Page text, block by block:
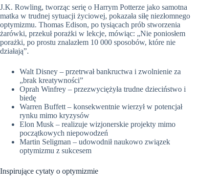
J.K. Rowling, tworząc serię o Harrym Potterze jako samotna
matka w trudnej sytuacji życiowej, pokazała siłę niezłomnego
optymizmu. Thomas Edison, po tysiącach prób stworzenia
żarówki, przekuł porażki w lekcje, mówiąc: „Nie poniosłem
porażki, po prostu znalazłem 10 000 sposobów, które nie
działają”.
Walt Disney – przetrwał bankructwa i zwolnienie za
„brak kreatywności”
Oprah Winfrey – przezwyciężyła trudne dzieciństwo i
biedę
Warren Buffett – konsekwentnie wierzył w potencjał
rynku mimo kryzysów
Elon Musk – realizuje wizjonerskie projekty mimo
początkowych niepowodzeń
Martin Seligman – udowodnił naukowo związek
optymizmu z sukcesem
Inspirujące cytaty o optymizmie